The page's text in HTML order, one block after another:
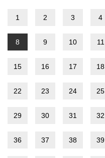
1 2 3 4
8 9 10 11
15 16 17 18
22 23 24 25
29 30 31 32
36 37 38 39